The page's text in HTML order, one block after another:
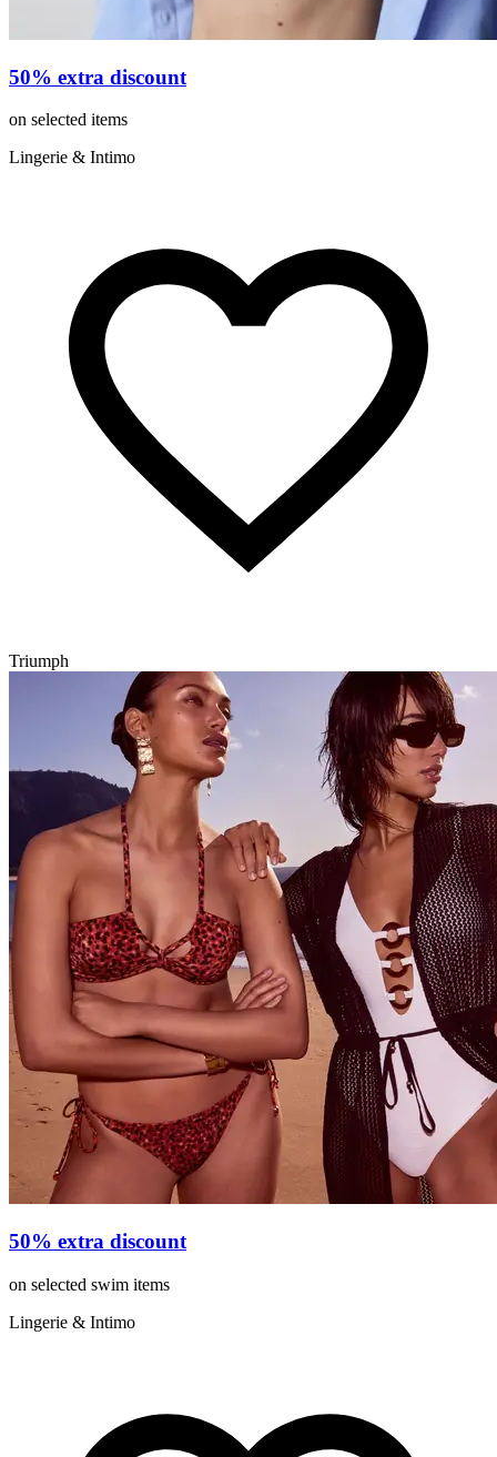
50% extra discount
on selected items
Lingerie & Intimo
Triumph
50% extra discount
on selected swim items
Lingerie & Intimo